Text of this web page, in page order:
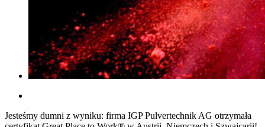
Jesteśmy dumni z wyniku: firma IGP Pulvertechnik AG otrzymała